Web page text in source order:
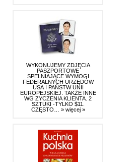
WYKONUJEMY ZDJĘCIA
PASZPORTOWE
SPELNIAJĄCE WYMOGI
FEDERALNYCH URZĘDÓW
USA I PAŃSTW UNII
EUROPEJSKIEJ. TAKŻE INNE
WG ZYCZENIA KLIENTA. 2
SZTUKI -TYLKO $11.
CZĘSTO… » więcej »